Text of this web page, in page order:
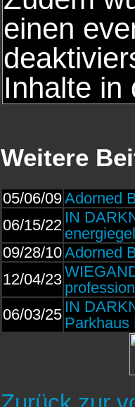
einen
Inhalte in
Weitere
05/06/09Adorned
06/15/22 IN
09/28/10Adorned
12/04/23
06/03/25 IN
Parkhaus